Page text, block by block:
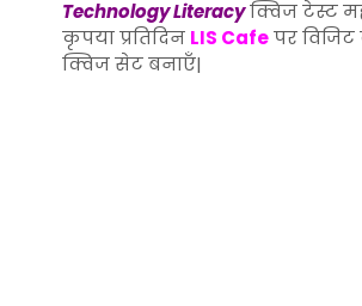
Technology Literacyक्विज टेस्ट
कृपया प्रतिदिन LIS Cafeपर
क्विज सेट बनाएँ|